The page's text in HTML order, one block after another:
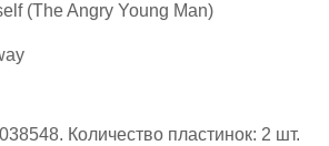
(The Angry Young Man)
Количество пластинок: 2 шт.